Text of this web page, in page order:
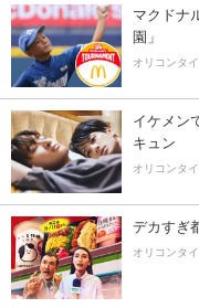
マクドナ
園」
オリコンタ
イケメン
キュン
オリコンタ
デカすぎ
オリコンタ